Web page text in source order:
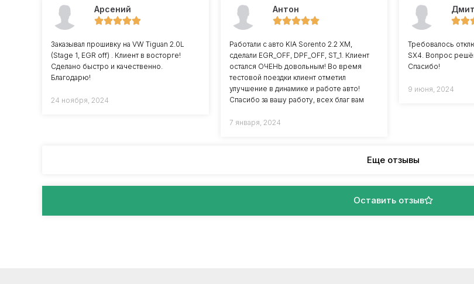
Арсений
Заказывал прошивку на VW Tiguan 2.0L
(Stage 1, EGR off) . Клиент в восторге!
Сделано быстро и качественно.
Благодарю!
24 ноября, 2024
Антон
Работали с авто KIA Sorento 2.2 XM,
сделали EGR_OFF, DPF_OFF, ST_1. Клиент
остался ОЧЕНЬ довольным! Во время
тестовой поездки клиент отметил
улучшение в динамике и работе авто!
Спасибо за вашу работу, всех благ вам
7 января, 2024
Требовалось
SX4. Вопрос
Спасибо!
9 июня, 2024
Еще отзывы
Оставить отзыв